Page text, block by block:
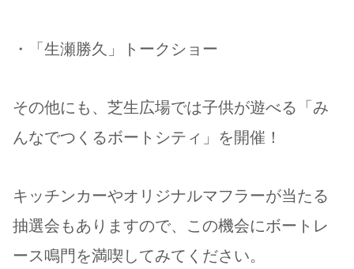
・「生瀬勝久」トークショー
その他にも、芝生広場では子供が遊べる「み
んなでつくるボートシティ」を開催！
キッチンカーやオリジナルマフラーが当たる
抽選会もありますので、この機会にボートレ
ース鳴門を満喫してみてください。